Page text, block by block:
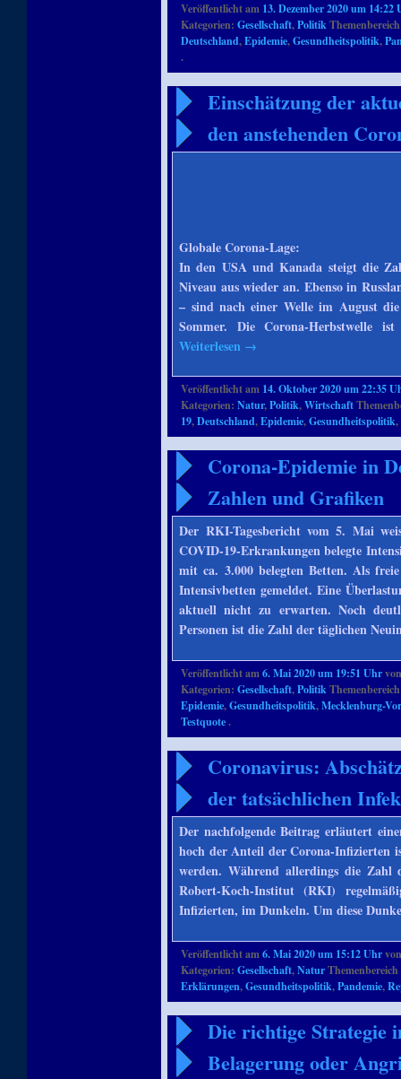
Veröffentlicht am 13. Dezember 2020 um 14:22
Kategorien:Gesellschaft,Politik
Deutschland,Epidemie,Gesundheitspolitik,
.
Einschätzung der
den anstehenden
Globale Corona-Lage:
In den USA und Kanada steigt die
Niveau aus wieder an. Ebenso in
– sind nach einer Welle im August
Sommer. Die Corona-Herbstwelle
Weiterlesen →
Veröffentlicht am 14. Oktober 2020 um 22:35
Kategorien:Natur,Politik,Wirtschaft
19,Deutschland,Epidemie,Gesundheitspolitik,
Corona-Epidemie in
Zahlen und Grafiken
Der RKI-Tagesbericht vom 5. Mai
COVID-19-Erkrankungen belegte
mit ca. 3.000 belegten Betten. Als
Intensivbetten gemeldet. Eine
aktuell nicht zu erwarten. Noch
Personen ist die Zahl der täglichen
Veröffentlicht am6. Mai 2020 um 19:51 Uhr
Kategorien:Gesellschaft,Politik
Epidemie,Gesundheitspolitik,Mecklenburg-
Testquote.
Coronavirus:
der tatsächlichen
Der nachfolgende Beitrag erläutert
hoch der Anteil der Corona-Infizierten
werden. Während allerdings die
Robert-Koch-Institut (RKI)
Infizierten, im Dunkeln. Um diese
Veröffentlicht am6. Mai 2020 um 15:12 Uhr
Kategorien:Gesellschaft,Natur
Erklärungen,Gesundheitspolitik,Pandemie,
Die richtige Strategie
Belagerung oder